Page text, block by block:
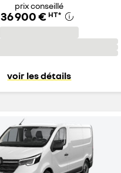
prix conseillé
36 900 € HT*
voir les détails